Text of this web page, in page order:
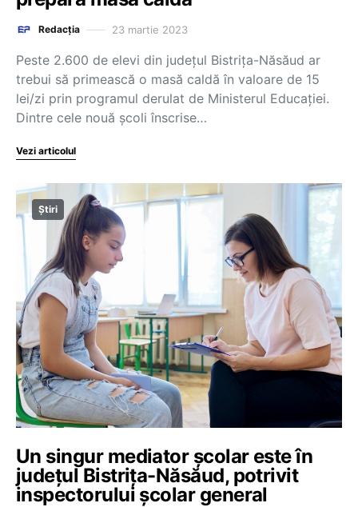
Redacția 23 martie 2023
Peste 2.600 de elevi din județul Bistrița-Năsăud ar
trebui să primească o masă caldă în valoare de 15
lei/zi prin programul derulat de Ministerul Educației.
Dintre cele nouă școli înscrise…
Vezi articolul
Știri
Un singur mediator școlar este în
județul Bistrița-Năsăud, potrivit
inspectorului școlar general